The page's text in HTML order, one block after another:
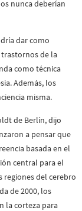
nunca deberían
dar como
de la
como técnica
Además, los
misma.
de Berlín, dijo
a pensar que
basada en el
central para el
del cerebro
de 2000, los
la corteza para